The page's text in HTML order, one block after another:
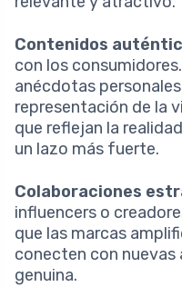
Contenidos
con los
anécdotas
representación de la
que reflejan la
un lazo más fuerte.
Colaboraciones
influencers o
que las marcas
conecten con nuevas
genuina.